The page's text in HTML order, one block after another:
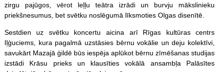
zirgu pajūgos, vērot leļļu teātra izrādi un burvju mākslinieku
priekšnesumus, bet svētku noslēgumā līksmoties Olgas disenītē.
Sestdien uz svētku koncertu aicina arī Rīgas kultūras centrs
Iļģuciems, kura pagalmā uzstāsies bērnu vokālie un deju kolektīvi,
savukārt Mazajā ģildē būs iespēja aplūkot bērnu zīmēšanas studijas
izstādi Krāsu prieks un klausīties vokālā ansambļa Palāsītes